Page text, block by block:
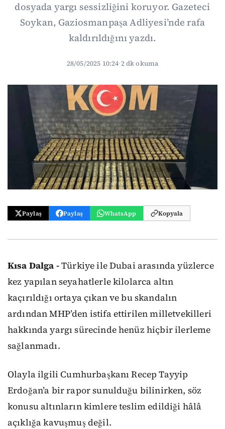
dosyada yargı sessizliğini koruyor. Gazeteci
Soykan, Gaziosmanpaşa Adliyesi’nde rafa
kaldırıldığını yazdı.
28/05/2025 10:24·2 dk okuma
Paylaş Paylaş WhatsApp Kopyala
Kısa Dalga -Türkiye ile Dubai arasında yüzlerce
kez yapılan seyahatlerle kilolarca altın
kaçırıldığı ortaya çıkan ve bu skandalın
ardından MHP’den istifa ettirilen milletvekilleri
hakkında yargı sürecinde henüz hiçbir ilerleme
sağlanmadı.
Olayla ilgili Cumhurbaşkanı Recep Tayyip
Erdoğan’a bir rapor sunulduğu bilinirken, söz
konusu altınların kimlere teslim edildiği hâlâ
açıklığa kavuşmuş değil.